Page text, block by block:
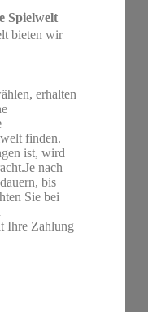
Spielwelt
bieten wir
erhalten
finden.
ist, wird
nach
bis
Sie bei
Ihre Zahlung